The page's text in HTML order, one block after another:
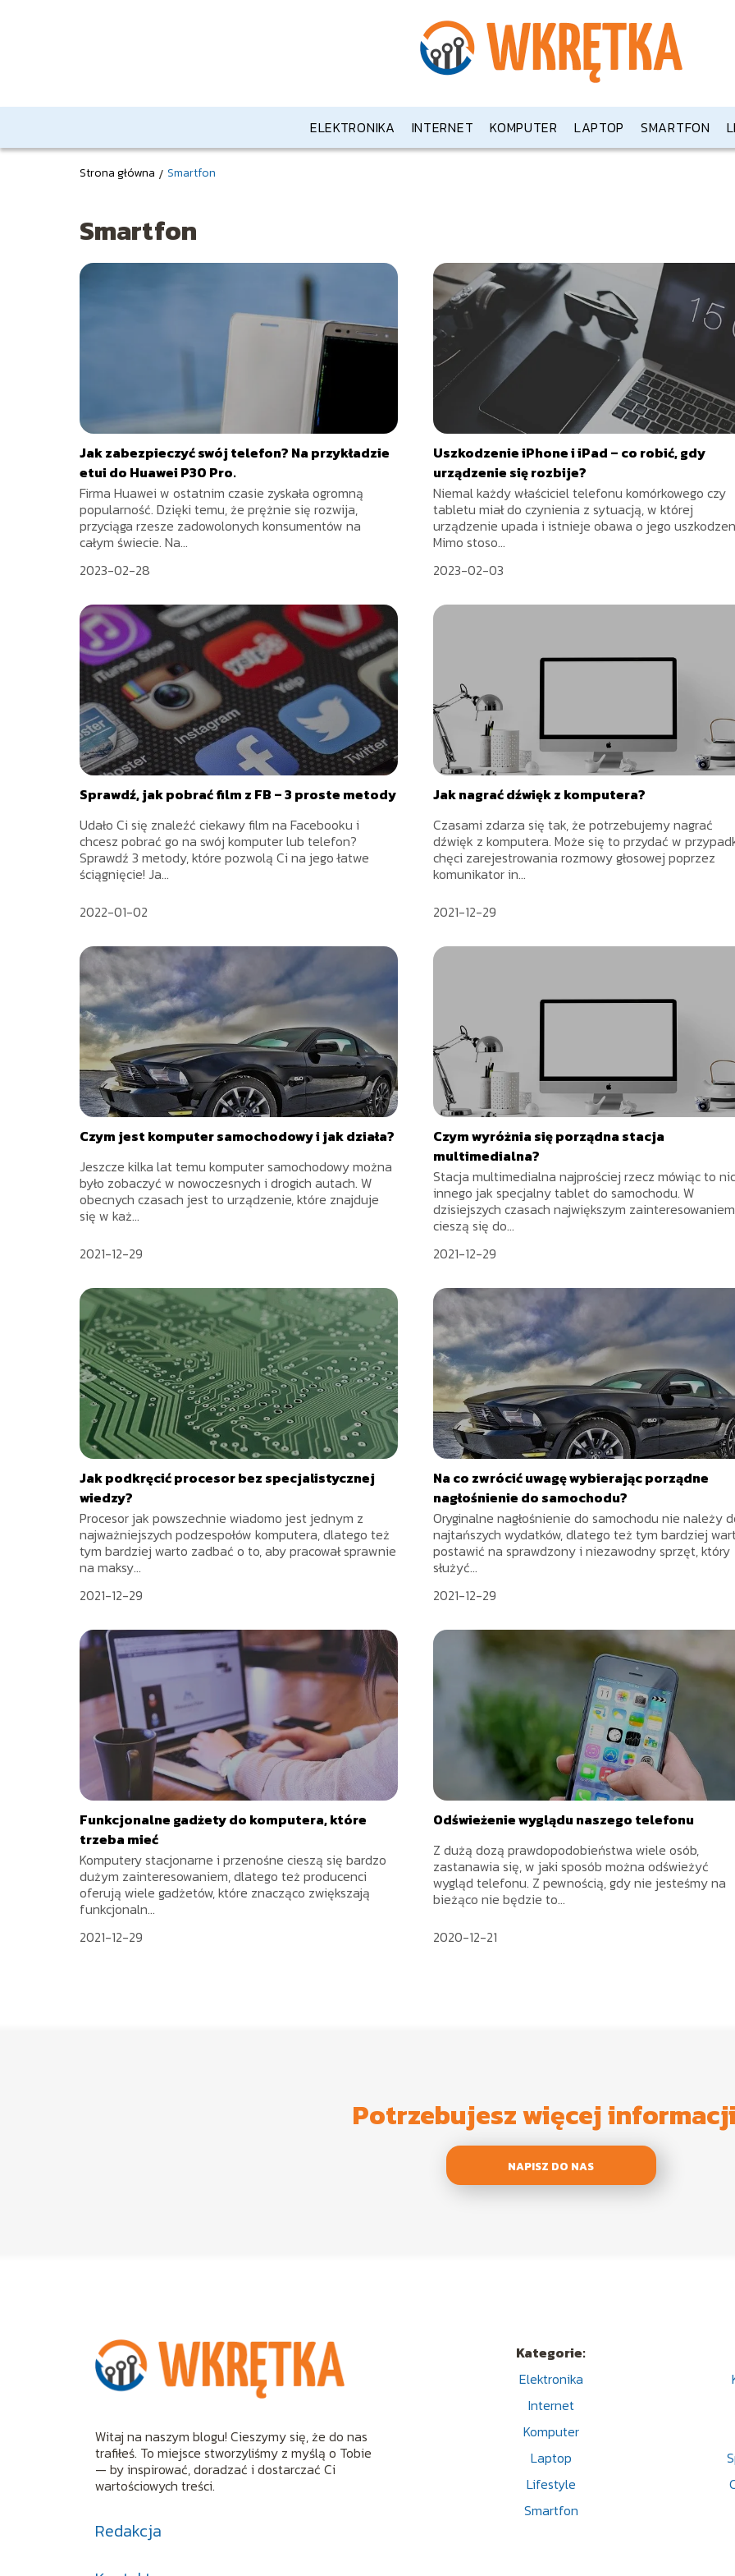
ELEKTRONIKA INTERNET KOMPUTER LAPTOP SMARTFON
Strona główna / Smartfon
Smartfon
Jak zabezpieczyć swój telefon? Na przykładzie
etui do Huawei P30 Pro.
Firma Huawei w ostatnim czasie zyskała ogromną
popularność. Dzięki temu, że prężnie się rozwija,
przyciąga rzesze zadowolonych konsumentów na
całym świecie. Na...
2023-02-28
Uszkodzenie iPhone i iPad – co robić, gdy
urządzenie się rozbije?
Niemal każdy właściciel telefonu komórkowego czy
tabletu miał do czynienia z sytuacją, w której
urządzenie upada i istnieje obawa o jego
Mimo stoso...
2023-02-03
Sprawdź, jak pobrać film z FB – 3 proste metody
Udało Ci się znaleźć ciekawy film na Facebooku i
chcesz pobrać go na swój komputer lub telefon?
Sprawdź 3 metody, które pozwolą Ci na jego łatwe
ściągnięcie! Ja...
2022-01-02
Jak nagrać dźwięk z komputera?
Czasami zdarza się tak, że potrzebujemy nagrać
dźwięk z komputera. Może się to przydać w
chęci zarejestrowania rozmowy głosowej poprzez
komunikator in...
2021-12-29
Czym jest komputer samochodowy i jak działa?
Jeszcze kilka lat temu komputer samochodowy można
było zobaczyć w nowoczesnych i drogich autach. W
obecnych czasach jest to urządzenie, które znajduje
się w każ...
2021-12-29
Czym wyróżnia się porządna stacja
multimedialna?
Stacja multimedialna najprościej rzecz mówiąc to
innego jak specjalny tablet do samochodu. W
dzisiejszych czasach największym zainteresowaniem
cieszą się do...
2021-12-29
Jak podkręcić procesor bez specjalistycznej
wiedzy?
Procesor jak powszechnie wiadomo jest jednym z
najważniejszych podzespołów komputera, dlatego też
tym bardziej warto zadbać o to, aby pracował sprawnie
na maksy...
2021-12-29
Na co zwrócić uwagę wybierając porządne
nagłośnienie do samochodu?
Oryginalne nagłośnienie do samochodu nie należy
najtańszych wydatków, dlatego też tym bardziej
postawić na sprawdzony i niezawodny sprzęt, który
służyć...
2021-12-29
Funkcjonalne gadżety do komputera, które
trzeba mieć
Komputery stacjonarne i przenośne cieszą się bardzo
dużym zainteresowaniem, dlatego też producenci
oferują wiele gadżetów, które znacząco zwiększają
funkcjonaln...
2021-12-29
Odświeżenie wyglądu naszego telefonu
Z dużą dozą prawdopodobieństwa wiele osób,
zastanawia się, w jaki sposób można odświeżyć
wygląd telefonu. Z pewnością, gdy nie jesteśmy na
bieżąco nie będzie to...
2020-12-21
Potrzebujesz więcej
NAPISZ DO NAS
Witaj na naszym blogu! Cieszymy się, że do nas
trafiłeś. To miejsce stworzyliśmy z myślą o Tobie
— by inspirować, doradzać i dostarczać Ci
wartościowych treści.
Redakcja
Kategorie:
Elektronika
Internet
Komputer
Laptop
Lifestyle
Smartfon